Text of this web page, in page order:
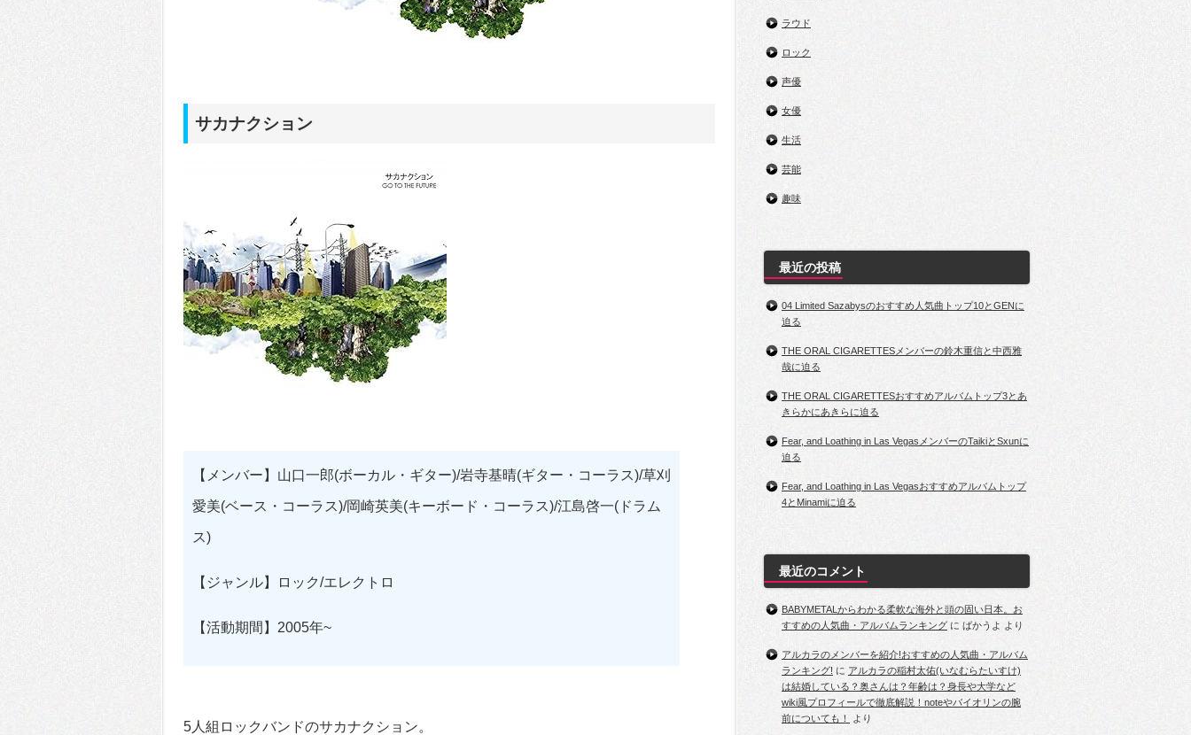
サカナクション
【メンバー】山口一郎(ボーカル・ギター)/岩寺基晴(ギター・コーラス)/草刈
愛美(ベース・コーラス)/岡崎英美(キーボード・コーラス)/江島啓一(ドラム
ス)
【ジャンル】ロック/エレクトロ
【活動期間】2005年~
5人組ロックバンドのサカナクション。
ラウド
ロック
声優
女優
生活
芸能
趣味
最近の投稿
04 Limited Sazabysのおすすめ人気曲トップ10とGENに
迫る
THE ORAL CIGARETTESメンバーの鈴木重信と中西雅
哉に迫る
THE ORAL CIGARETTESおすすめアルバムトップ3とあ
きらかにあきらに迫る
Fear, and Loathing in Las VegasメンバーのTaikiとSxunに
迫る
Fear, and Loathing in Las Vegasおすすめアルバムトップ
4とMinamiに迫る
最近のコメント
BABYMETALからわかる柔軟な海外と頭の固い日本。お
すすめの人気曲・アルバムランキング に ばかうよ より
アルカラのメンバーを紹介!おすすめの人気曲・アルバム
ランキング! に アルカラの稲村太佑(いなむらたいすけ)
は結婚している？奥さんは？年齢は？身長や大学など
wiki風プロフィールで徹底解説！noteやバイオリンの腕
前についても！
より